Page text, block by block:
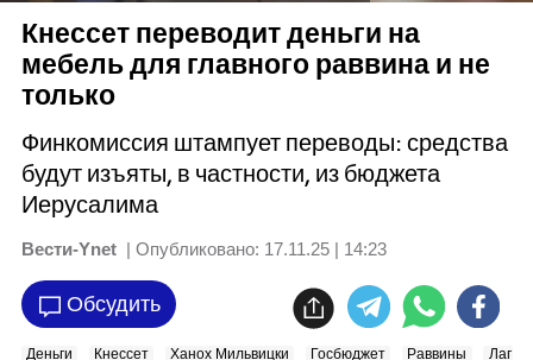
Кнессет переводит деньги на
мебель для главного раввина и не
только
Финкомиссия штампует переводы: средства
будут изъяты, в частности, из бюджета
Иерусалима
Вести-Ynet | Опубликовано: 17.11.25 | 14:23
Обсудить
Деньги Кнессет Ханох Мильвицки Госбюджет Раввины Лаг